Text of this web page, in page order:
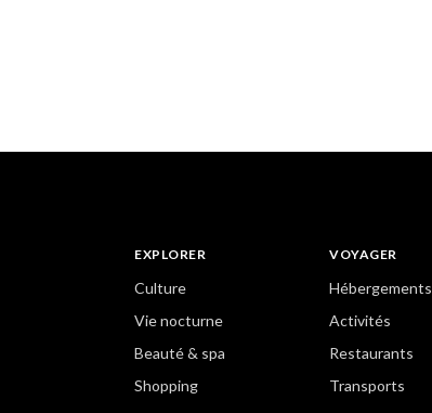
EXPLORER
Culture
Vie nocturne
Beauté & spa
Shopping
VOYAGER
Hébergements
Activités
Restaurants
Transports